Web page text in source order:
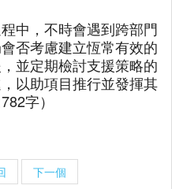
中，不時會遇到跨部門
否考慮建立恆常有效的
並定期檢討支援策略的
以助項目推行並發揮其
字）
下一個